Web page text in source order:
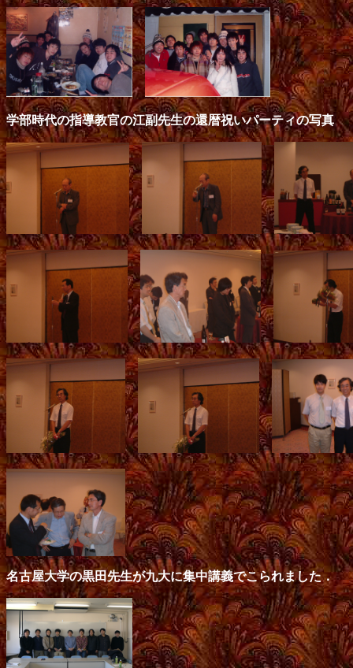
学部時代の指導教官の江副先生の還暦祝いパーティの写真
名古屋大学の黒田先生が九大に集中講義でこられました．